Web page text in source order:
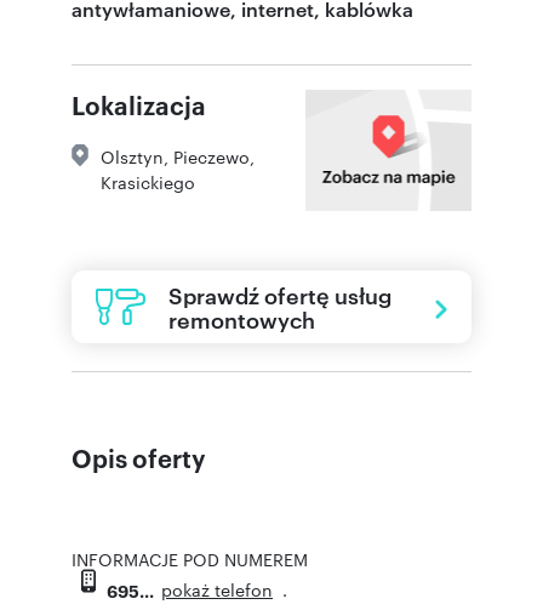
antywłamaniowe, internet, kablówka
Lokalizacja
Olsztyn Pieczewo
Krasickiego
Sprawdź ofertę usług
remontowych
Opis oferty
INFORMACJE POD NUMEREM
695 pokaż telefon .